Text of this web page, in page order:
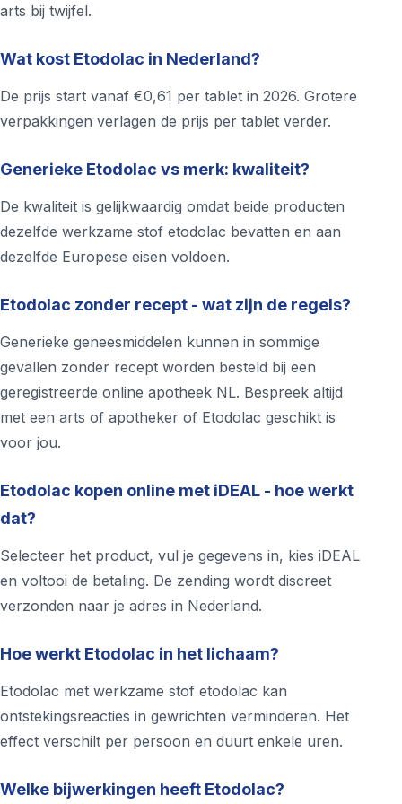
arts bij twijfel.
Wat kost Etodolac in Nederland?
De prijs start vanaf €0,61 per tablet in 2026. Grotere
verpakkingen verlagen de prijs per tablet verder.
Generieke Etodolac vs merk: kwaliteit?
De kwaliteit is gelijkwaardig omdat beide producten
dezelfde werkzame stof etodolac bevatten en aan
dezelfde Europese eisen voldoen.
Etodolac zonder recept - wat zijn de regels?
Generieke geneesmiddelen kunnen in sommige
gevallen zonder recept worden besteld bij een
geregistreerde online apotheek NL. Bespreek altijd
met een arts of apotheker of Etodolac geschikt is
voor jou.
Etodolac kopen online met iDEAL - hoe werkt
dat?
Selecteer het product, vul je gegevens in, kies iDEAL
en voltooi de betaling. De zending wordt discreet
verzonden naar je adres in Nederland.
Hoe werkt Etodolac in het lichaam?
Etodolac met werkzame stof etodolac kan
ontstekingsreacties in gewrichten verminderen. Het
effect verschilt per persoon en duurt enkele uren.
Welke bijwerkingen heeft Etodolac?